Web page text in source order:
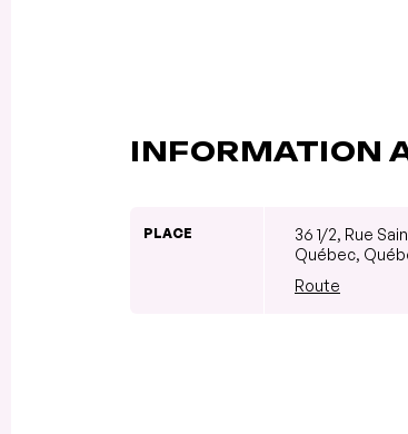
INFORMATION
PLACE
36 1/2, Rue
Québec,
Route